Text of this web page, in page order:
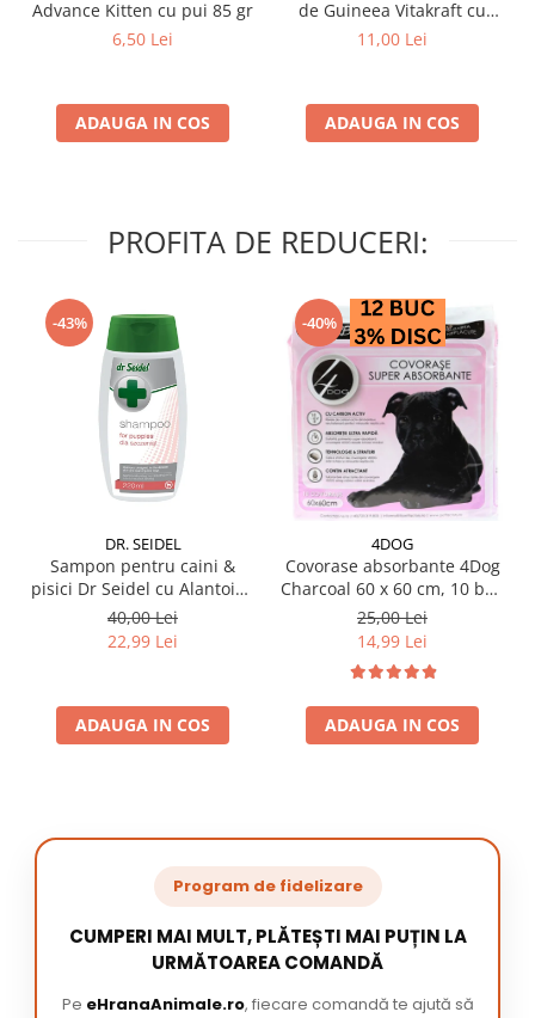
Advance Kitten cu pui 85 gr
6,50 Lei
ADAUGA IN COS
de Guineea Vitakraft cu
struguri & nuci 2 buc
11,00 Lei
ADAUGA IN COS
PROFITA DE REDUCERI:
-43%
DR. SEIDEL
Sampon pentru caini &
pisici Dr Seidel cu Alantoina
220 ml
40,00 Lei
22,99 Lei
ADAUGA IN COS
-40%
4DOG
Covorase absorbante 4Dog
Charcoal 60 x 60 cm, 10 buc
/ pachet
25,00 Lei
14,99 Lei
ADAUGA IN COS
Program de fidelizare
CUMPERI MAI MULT, PLĂTEȘTI MAI PUȚIN LA
URMĂTOAREA COMANDĂ
Pe eHranaAnimale.ro, fiecare comandă te ajută să